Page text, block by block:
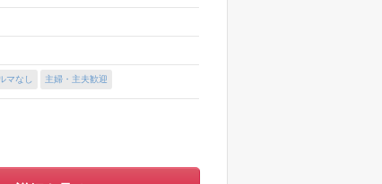
マなし 主婦・主夫歓迎